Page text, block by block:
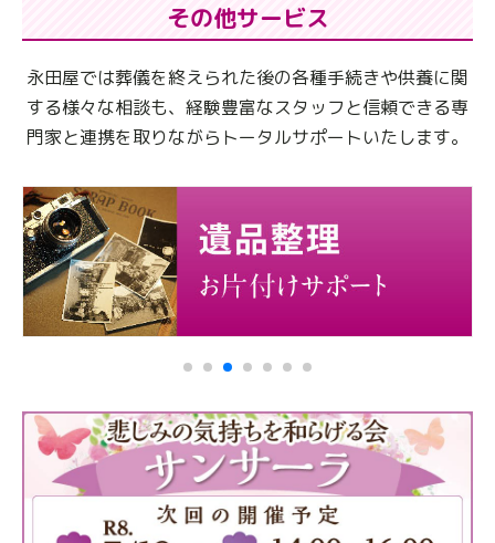
その他サービス
永田屋では葬儀を終えられた後の各種手続きや供養に関
する様々な相談も、 経験豊富なスタッフと信頼できる専
門家と連携を取りながらトータルサポートいたします。